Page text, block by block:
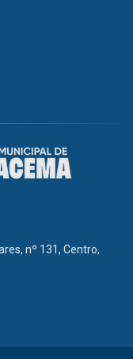
nº 131, Centro,